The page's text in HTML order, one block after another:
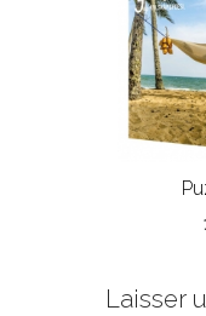
Laisser